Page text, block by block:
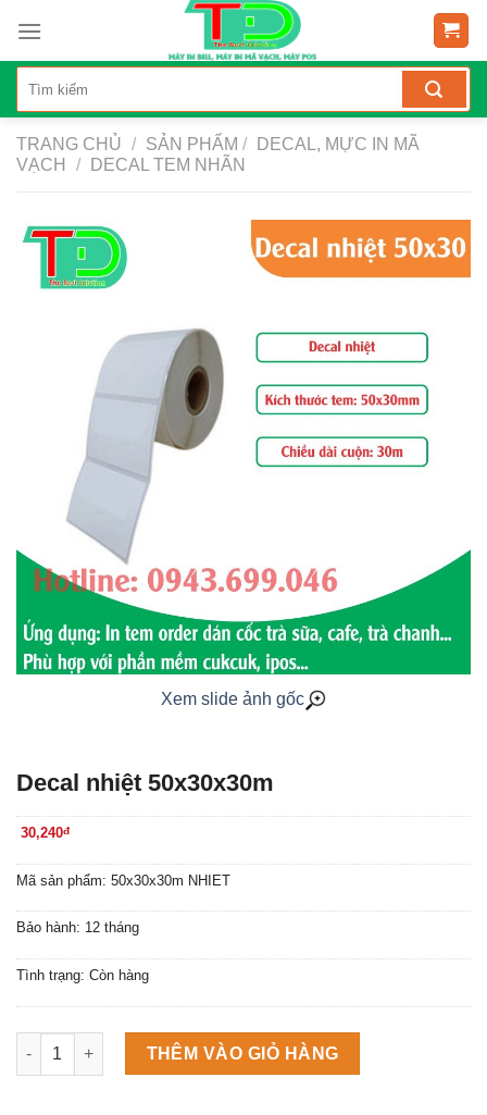
content
TRANG CHỦ / SẢN PHẨM /
DECAL, MỰC IN MÃ
VẠCH
/ DECAL TEM NHÃN
Xem slide ảnh gốc
Decal nhiệt 50x30x30m
30,240đ
Mã sản phẩm: 50x30x30m NHIET
Bảo hành: 12 tháng
Tình trạng: Còn hàng
Máy làm đá viên Scotsman NW458AS số lượng
THÊM VÀO GIỎ HÀNG